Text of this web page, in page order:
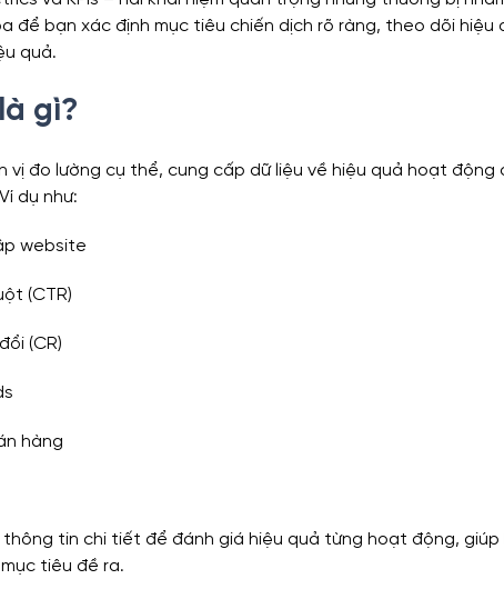
doanh
để bạn xác định mục tiêu chiến dịch rõ ràng, theo dõi hiệu
quả.
gì?
vị đo lường cụ thể, cung cấp dữ liệu về hiệu quả hoạt động
dụ như:
website
(CTR)
(CR)
hàng
thông tin chi tiết để đánh giá hiệu quả từng hoạt động, giúp
tiêu đề ra.